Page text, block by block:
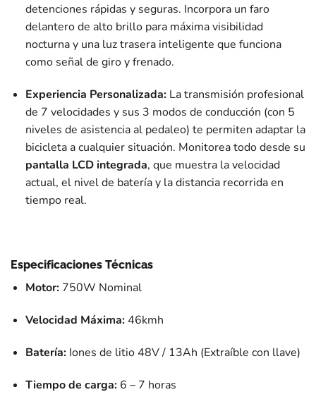
detenciones rápidas y seguras. Incorpora un faro
delantero de alto brillo para máxima visibilidad
nocturna y una luz trasera inteligente que funciona
como señal de giro y frenado.
Experiencia Personalizada:La transmisión profesional
de 7 velocidades y sus 3 modos de conducción (con 5
niveles de asistencia al pedaleo) te permiten adaptar la
bicicleta a cualquier situación. Monitorea todo desde su
pantalla LCD integrada, que muestra la velocidad
actual, el nivel de batería y la distancia recorrida en
tiempo real.
Especificaciones Técnicas
Motor:750W Nominal
Velocidad Máxima:46kmh
Batería:Iones de litio 48V / 13Ah (Extraíble con llave)
Tiempo de carga:6 – 7 horas